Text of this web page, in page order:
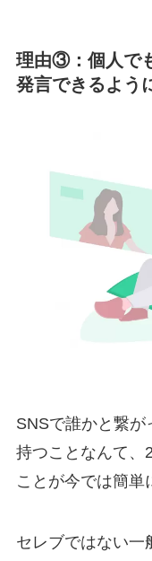
理由③：個人で
発言できるよう
SNSで誰かと繋が
持つことなんて、
ことが今では簡単
セレブではない一